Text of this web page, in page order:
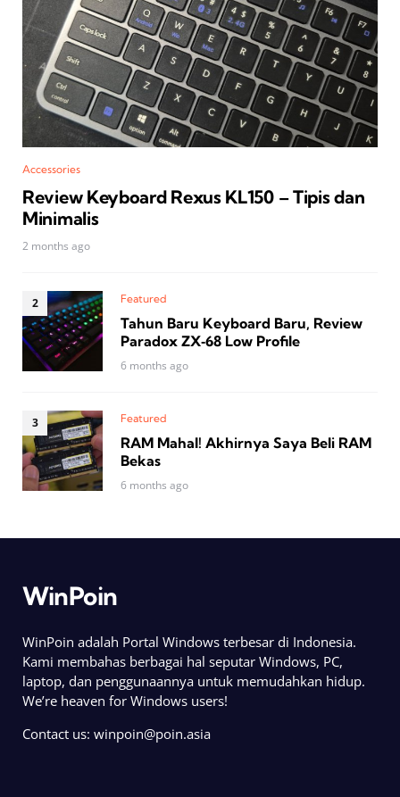
Accessories
Review Keyboard Rexus KL150 – Tipis dan
Minimalis
2 months ago
Featured
Tahun Baru Keyboard Baru, Review
Paradox ZX‑68 Low Profile
6 months ago
Featured
RAM Mahal! Akhirnya Saya Beli RAM
Bekas
6 months ago
WinPoin
WinPoin adalah Portal Windows terbesar di Indonesia.
Kami membahas berbagai hal seputar Windows, PC,
laptop, dan penggunaannya untuk memudahkan hidup.
We’re heaven for Windows users!
Contact us: winpoin@poin.asia